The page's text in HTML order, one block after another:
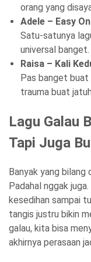
orang yang
Adele – Easy
Satu-satunya
universal banget.
Raisa – Kali
Pas banget buat
trauma buat
Lagu Galau
Tapi Juga
Banyak yang bilang
Padahal nggak
kesedihan sampai
tangis justru bikin
galau, kita bisa
akhirnya perasaan